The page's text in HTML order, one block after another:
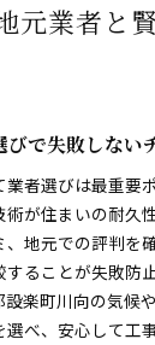
元業者と
びで失敗しない
業者選びは最重要
が住まいの耐久
、地元での評判を
することが失敗防
設楽町川向の気候
べ、安心して工